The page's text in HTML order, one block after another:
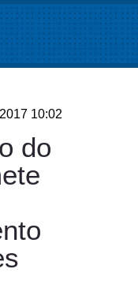
10:02
do